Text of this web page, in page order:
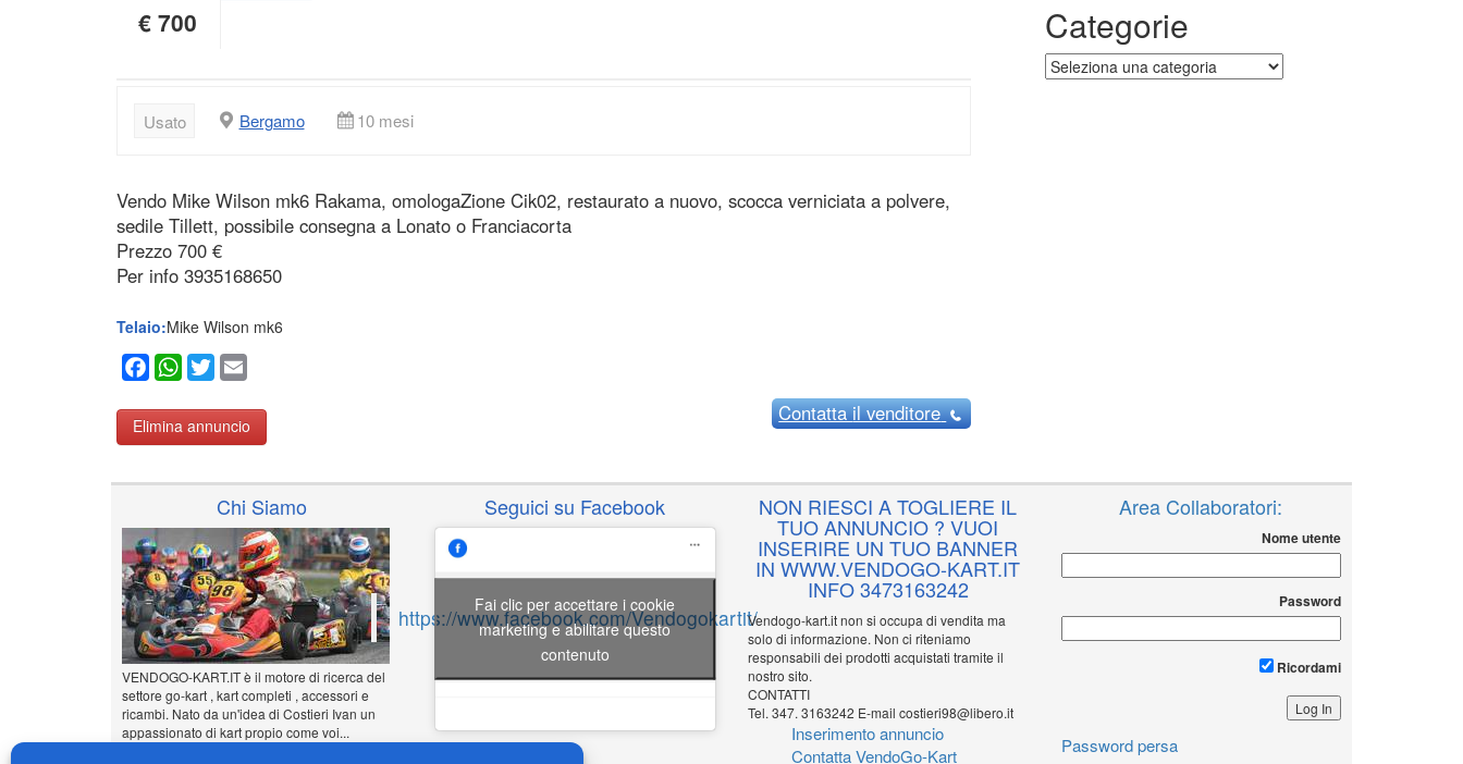
€ 700
Usato Bergamo 10 mesi
Vendo Mike Wilson mk6 Rakama, omologaZione Cik02, restaurato a nuovo, scocca verniciata a polvere,
sedile Tillett, possibile consegna a Lonato o Franciacorta
Prezzo 700 €
Per info 3935168650
Telaio:Mike Wilson mk6
Facebook
WhatsApp
Twitter
Elimina annuncio
Contattail venditore
Categorie
Categorie
Chi Siamo
VENDOGO-KART.IT è il motore di ricerca del
settore go-kart , kart completi , accessori e
ricambi. Nato da un'idea di Costieri Ivan un
appassionato di kart propio come voi...
Seguici su Facebook
https://www.facebook.com/Vendogokartit/
Fai clic per accettare i cookie
marketing e abilitare questo
contenuto
NON RIESCI A TOGLIERE IL
TUO ANNUNCIO ? VUOI
INSERIRE UN TUO BANNER
IN WWW.VENDOGO-KART.IT
INFO 3473163242
Vendogo-kart.it non si occupa di vendita ma
solo di informazione. Non ci riteniamo
responsabili dei prodotti acquistati tramite il
nostro sito.
CONTATTI
Tel. 347. 3163242 E-mail costieri98@libero.it
Inserimento annuncio
Contatta VendoGo-Kart
Area Collaboratori:
Nome utente
Password
Ricordami
Password persa